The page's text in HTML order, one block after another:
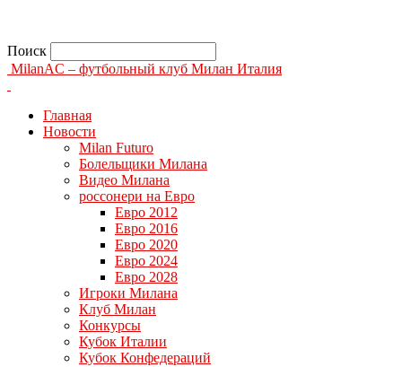
Поиск
MilanAC – футбольный клуб Милан Италия
Главная
Новости
Milan Futuro
Болельщики Милана
Видео Милана
россонери на Евро
Евро 2012
Евро 2016
Евро 2020
Евро 2024
Евро 2028
Игроки Милана
Клуб Милан
Конкурсы
Кубок Италии
Кубок Конфедераций